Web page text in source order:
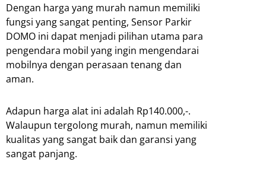
Dengan harga yang murah namun memiliki
fungsi yang sangat penting, Sensor Parkir
DOMO ini dapat menjadi pilihan utama para
pengendara mobil yang ingin mengendarai
mobilnya dengan perasaan tenang dan
aman.
Adapun harga alat ini adalah Rp140.000,-.
Walaupun tergolong murah, namun memiliki
kualitas yang sangat baik dan garansi yang
sangat panjang.